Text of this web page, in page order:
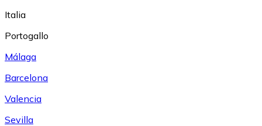
Italia
Portogallo
Málaga
Barcelona
Valencia
Sevilla